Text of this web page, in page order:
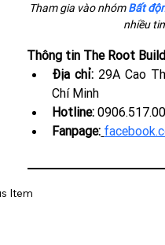
Tham gia vào nhóm Bất
nhiều
Thông tin The Root
Địa chỉ: 29A Cao
Chí Minh
Hotline:
Fanpage:
Item